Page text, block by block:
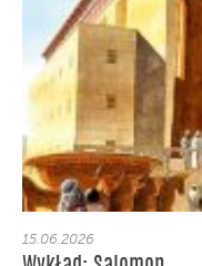
15.06.2026